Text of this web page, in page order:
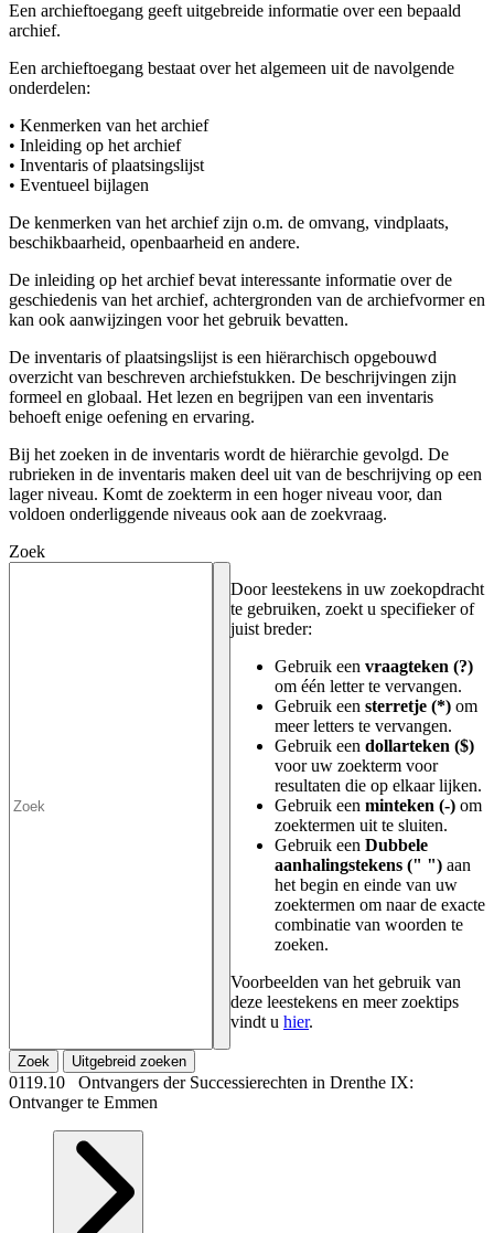
Een archieftoegang geeft uitgebreide informatie over een bepaald
archief.
Een archieftoegang bestaat over het algemeen uit de navolgende
onderdelen:
• Kenmerken van het archief
• Inleiding op het archief
• Inventaris of plaatsingslijst
• Eventueel bijlagen
De kenmerken van het archief zijn o.m. de omvang, vindplaats,
beschikbaarheid, openbaarheid en andere.
De inleiding op het archief bevat interessante informatie over de
geschiedenis van het archief, achtergronden van de archiefvormer en
kan ook aanwijzingen voor het gebruik bevatten.
De inventaris of plaatsingslijst is een hiërarchisch opgebouwd
overzicht van beschreven archiefstukken. De beschrijvingen zijn
formeel en globaal. Het lezen en begrijpen van een inventaris
behoeft enige oefening en ervaring.
Bij het zoeken in de inventaris wordt de hiërarchie gevolgd. De
rubrieken in de inventaris maken deel uit van de beschrijving op een
lager niveau. Komt de zoekterm in een hoger niveau voor, dan
voldoen onderliggende niveaus ook aan de zoekvraag.
Zoek
Door leestekens in uw zoekopdracht
te gebruiken, zoekt u specifieker of
juist breder:
Gebruik een vraagteken (?)
om één letter te vervangen.
Gebruik een sterretje (*) om
meer letters te vervangen.
Gebruik een dollarteken ($)
voor uw zoekterm voor
resultaten die op elkaar lijken.
Gebruik een minteken (-) om
zoektermen uit te sluiten.
Gebruik een Dubbele
aanhalingstekens (" ") aan
het begin en einde van uw
zoektermen om naar de exacte
combinatie van woorden te
zoeken.
Voorbeelden van het gebruik van
deze leestekens en meer zoektips
vindt u hier.
Zoek Uitgebreid zoeken
0119.10 Ontvangers der Successierechten in Drenthe IX:
Ontvanger te Emmen